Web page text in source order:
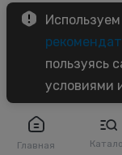
Главная
Используем
пользуясь
условиями